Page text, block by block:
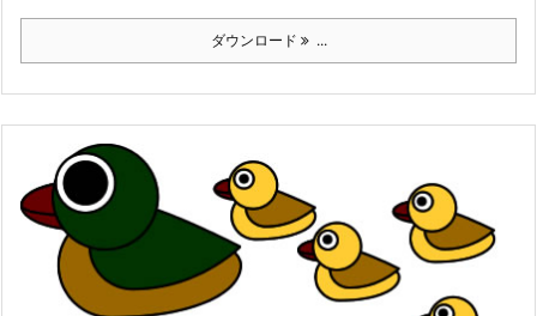
ダウンロード ...